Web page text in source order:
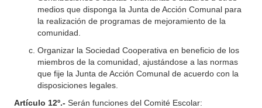
medios que disponga la Junta de Acción Comunal para
la realización de programas de mejoramiento de la
comunidad.
Organizar la Sociedad Cooperativa en beneficio de los
miembros de la comunidad, ajustándose a las normas
que fije la Junta de Acción Comunal de acuerdo con la
disposiciones legales.
Artículo 12º.- Serán funciones del Comité Escolar: